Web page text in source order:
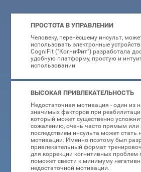
ПРОСТОТА В УПРАВЛЕНИИ
Человеку, перенёсшему инсульт,
использовать электронные
CogniFit ("КогниФит") разработала
удобную платформу, простую и
использовании.
ВЫСОКАЯ ПРИВЛЕКАТЕЛЬНОСТЬ
Недостаточная мотивация - один из
значимых факторов при
который может существенно
сожалению, очень часто прямым или
последствием инсульта может стать
мотивации. Именно поэтому был
привлекательный формат
для коррекции когнитивных проблем
поможет свести к минимуму
недостаточной мотивации.